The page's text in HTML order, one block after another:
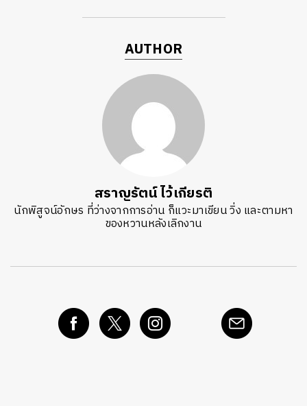
AUTHOR
สราญรัตน์ ไว้เกียรติ
นักพิสูจน์อักษร ที่ว่างจากการอ่าน ก็แวะมาเขียน วิ่ง และตามหา
ของหวานหลังเลิกงาน